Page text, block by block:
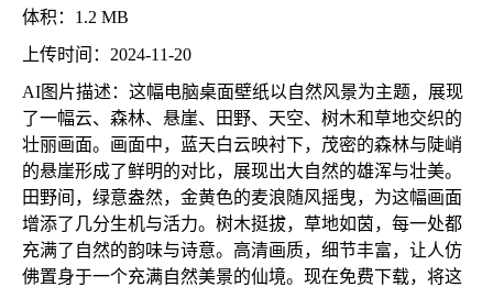
体积：1.2 MB
上传时间：2024-11-20
AI图片描述：这幅电脑桌面壁纸以自然风景为主题，展现
了一幅云、森林、悬崖、田野、天空、树木和草地交织的
壮丽画面。画面中，蓝天白云映衬下，茂密的森林与陡峭
的悬崖形成了鲜明的对比，展现出大自然的雄浑与壮美。
田野间，绿意盎然，金黄色的麦浪随风摇曳，为这幅画面
增添了几分生机与活力。树木挺拔，草地如茵，每一处都
充满了自然的韵味与诗意。高清画质，细节丰富，让人仿
佛置身于一个充满自然美景的仙境。现在免费下载，将这